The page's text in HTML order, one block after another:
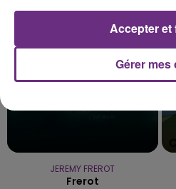
JEREMY FREROT
Frerot
Gérer mes
Accepter et